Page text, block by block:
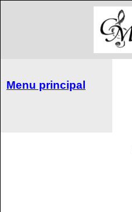
Menu principal